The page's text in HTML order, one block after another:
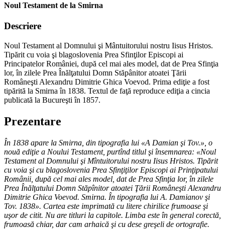
Noul Testament de la Smirna
Descriere
Noul Testament al Domnului şi Mântuitorului nostru Iisus Hristos.
Tipărit cu voia şi blagoslovenia Prea Sfinţilor Episcopi ai
Principatelor României, după cel mai ales model, dat de Prea Sfinţia
lor, în zilele Prea Înălţatului Domn Stăpânitor atoatei Ţării
Româneşti Alexandru Dimitrie Ghica Voevod. Prima ediţie a fost
tipărită la Smirna în 1838. Textul de faţă reproduce ediţia a cincia
publicată la Bucureşti în 1857.
Prezentare
În 1838 apare la Smirna, din tipografia lui «A Damian şi Tov.», o
nouă ediţie a Noului Testament, purtînd titlul şi însemnarea: «Noul
Testament al Domnului şi Mîntuitorului nostru Iisus Hristos. Tipărit
cu voia şi cu blagoslovenia Prea Sfinţiţilor Episcopi ai Prinţipatului
Românii, după cel mai ales model, dat de Prea Sfinţia lor, în zilele
Prea Înălţatului Domn Stăpînitor atoatei Ţării Româneşti Alexandru
Dimitrie Ghica Voevod. Smirna. În tipografia lui A. Damianov şi
Tov. 1838». Cartea este imprimată cu litere chirilice frumoase şi
uşor de citit. Nu are titluri la capitole. Limba este în general corectă,
frumoasă chiar, dar cam arhaică şi cu dese greşeli de ortografie.